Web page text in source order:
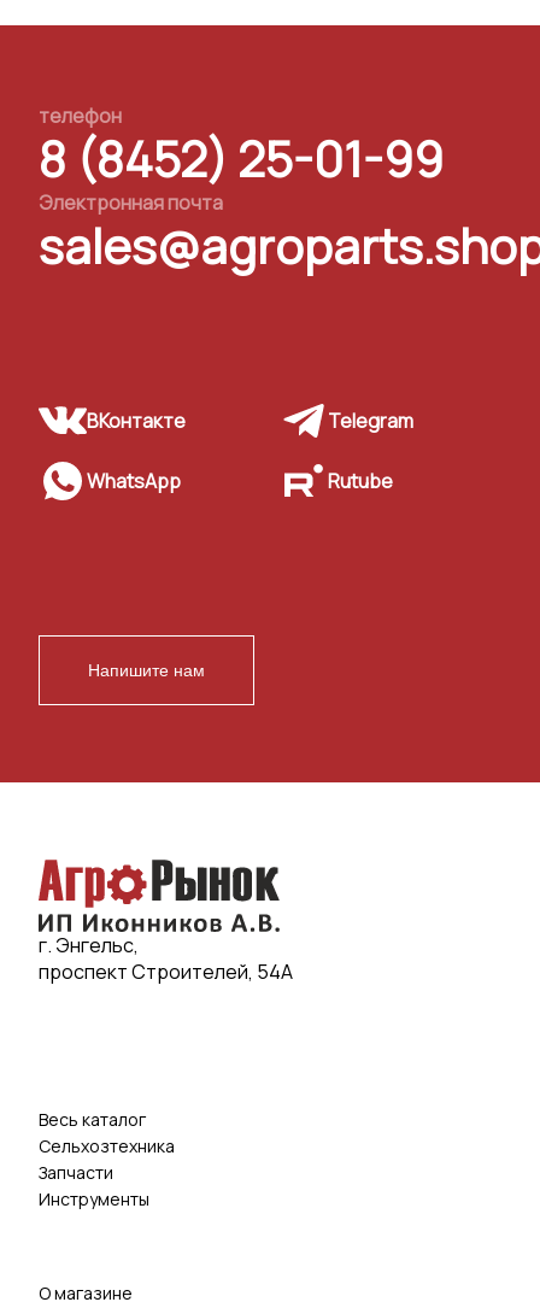
телефон
8 (8452) 25-01-99
Электронная почта
ВКонтакте Telegram
WhatsApp Rutube
Напишите нам
г. Энгельс,
проспект Строителей, 54А
Весь каталог
Сельхозтехника
Запчасти
Инструменты
О магазине